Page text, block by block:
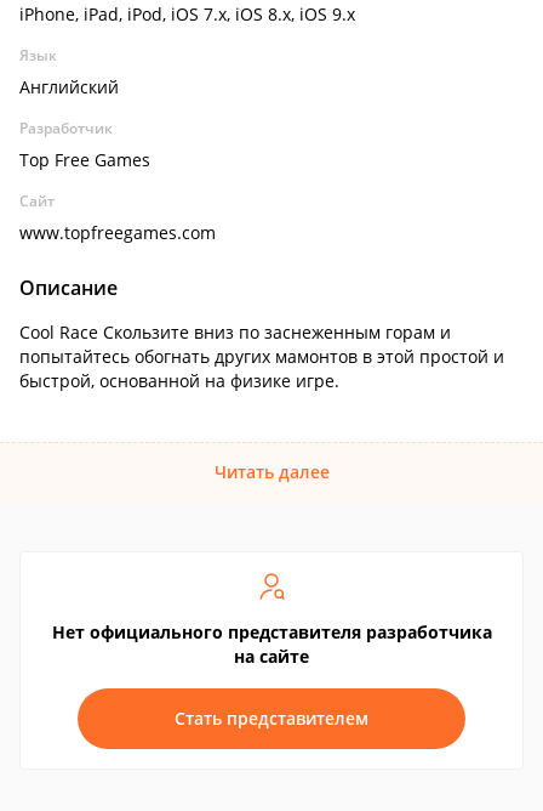
iPhone, iPad, iPod, iOS 7.x, iOS 8.x, iOS 9.x
Язык
Английский
Разработчик
Top Free Games
Сайт
www.topfreegames.com
Описание
Cool Race Скользите вниз по заснеженным горам и
попытайтесь обогнать других мамонтов в этой простой и
быстрой, основанной на физике игре.
Читать далее
Нет официального представителя разработчика
на сайте
Стать представителем